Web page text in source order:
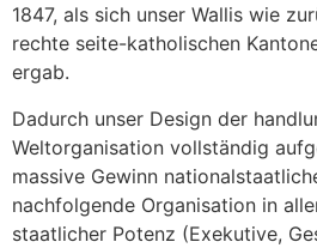
1847, als sich unser Wallis wie
rechte seite-katholischen
ergab.
Dadurch unser Design der
Weltorganisation vollständig
massive Gewinn
nachfolgende Organisation in
staatlicher Potenz (Exekutive,